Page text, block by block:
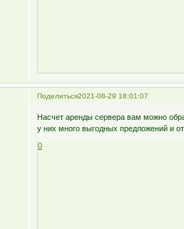
Поделиться2021-08-29 18:01:07
Насчет аренды сервера вам можно
у них много выгодных предложений и
0